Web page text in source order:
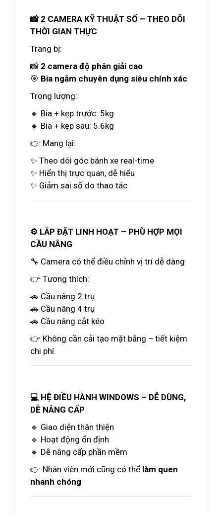
📸 2 CAMERA KỸ THUẬT SỐ – THEO DÕI
THỜI GIAN THỰC
Trang bị:
📸 2 camera độ phân giải cao
🎯 Bia ngắm chuyên dụng siêu chính xác
Trọng lượng:
🔸 Bia + kẹp trước: 5kg
🔸 Bia + kẹp sau: 5.6kg
👉 Mang lại:
✨ Theo dõi góc bánh xe real-time
✨ Hiển thị trực quan, dễ hiểu
✨ Giảm sai số do thao tác
⚙️ LẮP ĐẶT LINH HOẠT – PHÙ HỢP MỌI
CẦU NÂNG
🔧 Camera có thể điều chỉnh vị trí dễ dàng
👉 Tương thích:
🚗 Cầu nâng 2 trụ
🚗 Cầu nâng 4 trụ
🚗 Cầu nâng cắt kéo
👉 Không cần cải tạo mặt bằng – tiết kiệm
chi phí.
💻 HỆ ĐIỀU HÀNH WINDOWS – DỄ DÙNG,
DỄ NÂNG CẤP
🔹 Giao diện thân thiện
🔹 Hoạt động ổn định
🔹 Dễ nâng cấp phần mềm
👉 Nhân viên mới cũng có thể làm quen
nhanh chóng